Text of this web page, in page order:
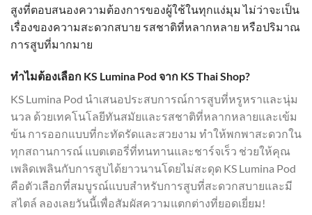
สูงที่ตอบสนองความต้องการของผู้ใช้ในทุกแง่มุม ไม่ว่าจะเป็น
เรื่องของความสะดวกสบาย รสชาติที่หลากหลาย หรือปริมาณ
การสูบที่มากมาย
ทำไมต้องเลือก KS Lumina Pod จาก KS Thai Shop?
KS Lumina Pod นำเสนอประสบการณ์การสูบที่หรูหราและนุ่ม
นวล ด้วยเทคโนโลยีทันสมัยและรสชาติที่หลากหลายและเข้ม
ข้น การออกแบบที่กะทัดรัดและสวยงาม ทำให้พกพาสะดวกใน
ทุกสถานการณ์ แบตเตอรี่ที่ทนทานและชาร์จเร็ว ช่วยให้คุณ
เพลิดเพลินกับการสูบได้ยาวนานโดยไม่สะดุด KS Lumina Pod
คือตัวเลือกที่สมบูรณ์แบบสำหรับการสูบที่สะดวกสบายและมี
สไตล์ ลองเลยวันนี้เพื่อสัมผัสความแตกต่างที่ยอดเยี่ยม!